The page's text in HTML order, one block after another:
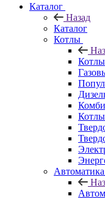
Каталог
Назад
Каталог
Котлы
Котлы
Котлы